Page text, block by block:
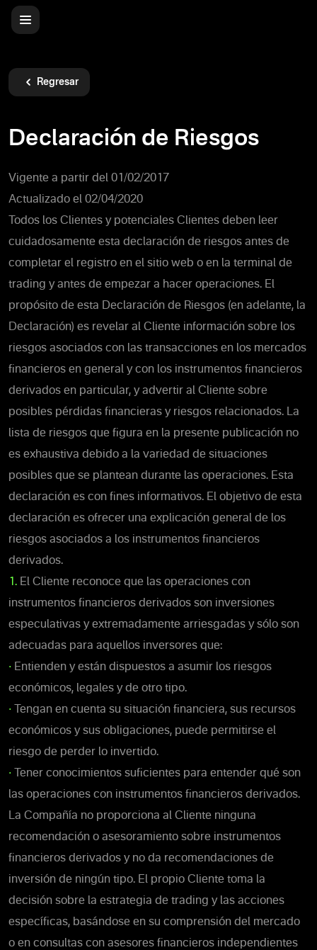
Regresar
Declaración de Riesgos
Vigente a partir del 01/02/2017
Actualizado el 02/04/2020
Todos los Clientes y potenciales Clientes deben leer
cuidadosamente esta declaración de riesgos antes de
completar el registro en el sitio web o en la terminal de
trading y antes de empezar a hacer operaciones. El
propósito de esta Declaración de Riesgos (en adelante, la
Declaración) es revelar al Cliente información sobre los
riesgos asociados con las transacciones en los mercados
financieros en general y con los instrumentos financieros
derivados en particular, y advertir al Cliente sobre
posibles pérdidas financieras y riesgos relacionados. La
lista de riesgos que figura en la presente publicación no
es exhaustiva debido a la variedad de situaciones
posibles que se plantean durante las operaciones. Esta
declaración es con fines informativos. El objetivo de esta
declaración es ofrecer una explicación general de los
riesgos asociados a los instrumentos financieros
derivados.
1. El Cliente reconoce que las operaciones con
instrumentos financieros derivados son inversiones
especulativas y extremadamente arriesgadas y sólo son
adecuadas para aquellos inversores que:
• Entienden y están dispuestos a asumir los riesgos
económicos, legales y de otro tipo.
• Tengan en cuenta su situación financiera, sus recursos
económicos y sus obligaciones, puede permitirse el
riesgo de perder lo invertido.
• Tener conocimientos suficientes para entender qué son
las operaciones con instrumentos financieros derivados.
La Compañía no proporciona al Cliente ninguna
recomendación o asesoramiento sobre instrumentos
financieros derivados y no da recomendaciones de
inversión de ningún tipo. El propio Cliente toma la
decisión sobre la estrategia de trading y las acciones
específicas, basándose en su comprensión del mercado
o en consultas con asesores financieros independientes